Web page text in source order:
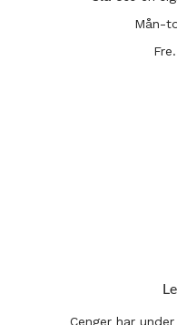
Mån-
Cenger har